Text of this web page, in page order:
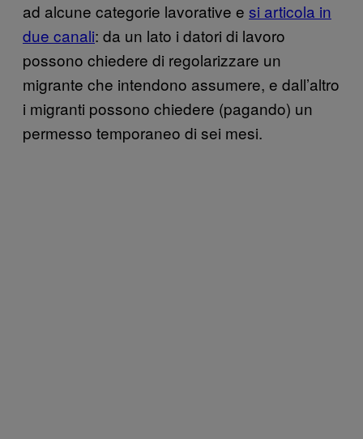
ad alcune categorie lavorative e si articola in
due canali: da un lato i datori di lavoro
possono chiedere di regolarizzare un
migrante che intendono assumere, e dall’altro
i migranti possono chiedere (pagando) un
permesso temporaneo di sei mesi.